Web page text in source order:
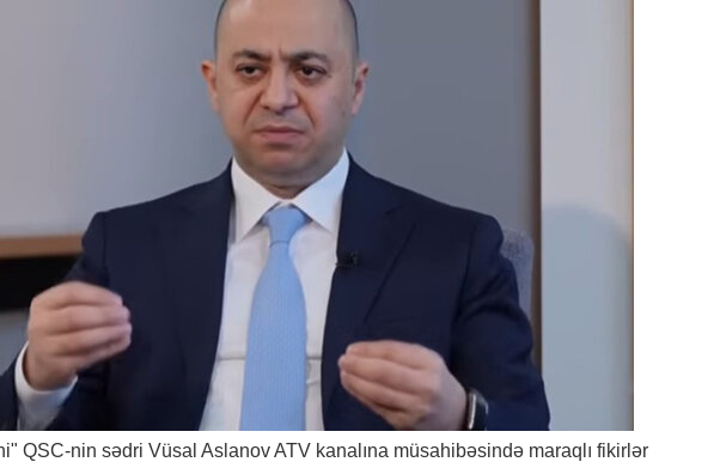
QSC-nin sədri Vüsal Aslanov ATV kanalına müsahibəsində maraqlı fikirlər